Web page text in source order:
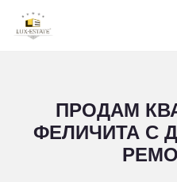
ПРОДАМ
ФЕЛИЧИТА С